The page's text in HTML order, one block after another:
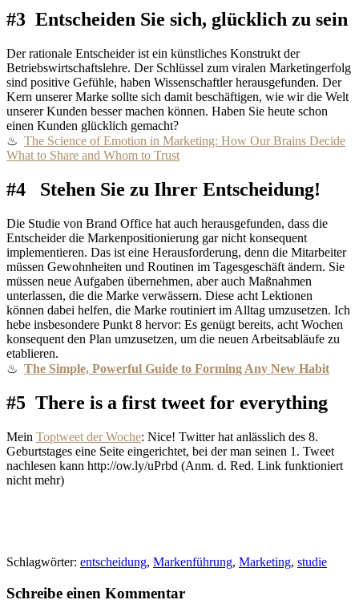
#3 Entscheiden Sie sich, glücklich zu sein
Der rationale Entscheider ist ein künstliches Konstrukt der
Betriebswirtschaftslehre. Der Schlüssel zum viralen Marketingerfolg
sind positive Gefühle, haben Wissenschaftler herausgefunden. Der
Kern unserer Marke sollte sich damit beschäftigen, wie wir die Welt
unserer Kunden besser machen können. Haben Sie heute schon
einen Kunden glücklich gemacht?
♨ The Science of Emotion in Marketing: How Our Brains Decide
What to Share and Whom to Trust
#4 Stehen Sie zu Ihrer Entscheidung!
Die Studie von Brand Office hat auch herausgefunden, dass die
Entscheider die Markenpositionierung gar nicht konsequent
implementieren. Das ist eine Herausforderung, denn die Mitarbeiter
müssen Gewohnheiten und Routinen im Tagesgeschäft ändern. Sie
müssen neue Aufgaben übernehmen, aber auch Maßnahmen
unterlassen, die die Marke verwässern. Diese acht Lektionen
können dabei helfen, die Marke routiniert im Alltag umzusetzen. Ich
hebe insbesondere Punkt 8 hervor: Es genügt bereits, acht Wochen
konsequent den Plan umzusetzen, um die neuen Arbeitsabläufe zu
etablieren.
♨ The Simple, Powerful Guide to Forming Any New Habit
#5 There is a first tweet for everything
Mein Toptweet der Woche: Nice! Twitter hat anlässlich des 8.
Geburtstages eine Seite eingerichtet, bei der man seinen 1. Tweet
nachlesen kann http://ow.ly/uPrbd (Anm. d. Red. Link funktioniert
nicht mehr)
Schlagwörter: entscheidung, Markenführung, Marketing, studie
Schreibe einen Kommentar